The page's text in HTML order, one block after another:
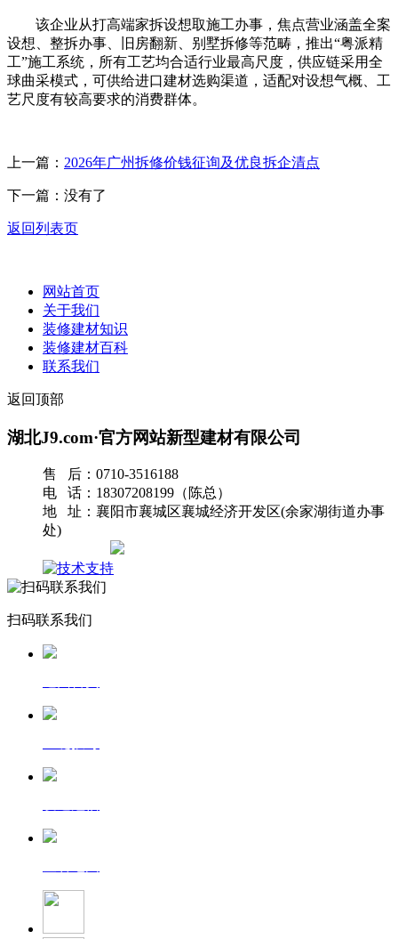
该企业从打高端家拆设想取施工办事，焦点营业涵盖全案
设想、整拆办事、旧房翻新、别墅拆修等范畴，推出“粤派精
工”施工系统，所有工艺均合适行业最高尺度，供应链采用全
球曲采模式，可供给进口建材选购渠道，适配对设想气概、工
艺尺度有较高要求的消费群体。
上一篇： 2026年广州拆修价钱征询及优良拆企清点
下一篇：没有了
返回列表页
网站首页
关于我们
装修建材知识
装修建材百科
联系我们
返回顶部
湖北J9.com·官方网站新型建材有限公司
售 后：0710-3516188
电 话：18307208199（陈总）
地 址：襄阳市襄城区襄城经济开发区(余家湖街道办事
处)
扫码联系我们